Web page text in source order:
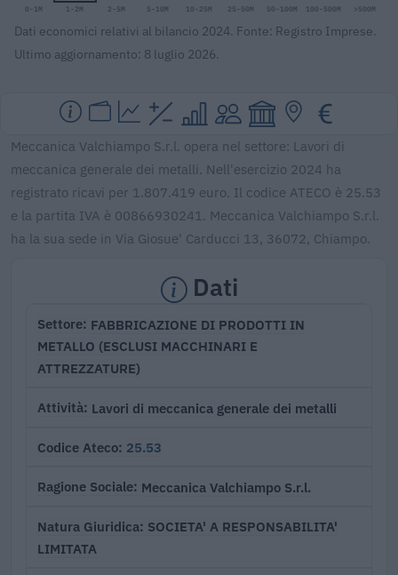
0-1M 1-2M 2-5M 5-10M 10-25M 25-50M 50-100M 100-500M >500M
Dati economici relativi al bilancio 2024. Fonte: Registro Imprese.
Ultimo aggiornamento: 8 luglio 2026.
Meccanica Valchiampo S.r.l. opera nel settore: Lavori di
meccanica generale dei metalli. Nell'esercizio 2024 ha
registrato ricavi per 1.807.419 euro. Il codice ATECO è 25.53
e la partita IVA è 00866930241. Meccanica Valchiampo S.r.l.
ha la sua sede in Via Giosue' Carducci 13, 36072, Chiampo.
Dati
Settore FABBRICAZIONE DI PRODOTTI IN
METALLO (ESCLUSI MACCHINARI E
ATTREZZATURE)
Attività Lavori di meccanica generale dei metalli
Codice Ateco 25.53
Ragione Sociale Meccanica Valchiampo S.r.l.
Natura Giuridica SOCIETA' A RESPONSABILITA'
LIMITATA